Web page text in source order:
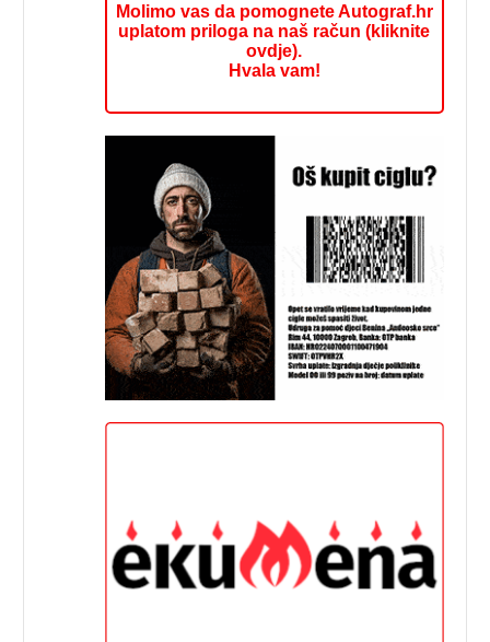
Molimo vas da pomognete Autograf.hr
uplatom priloga na naš račun (kliknite
ovdje).
Hvala vam!